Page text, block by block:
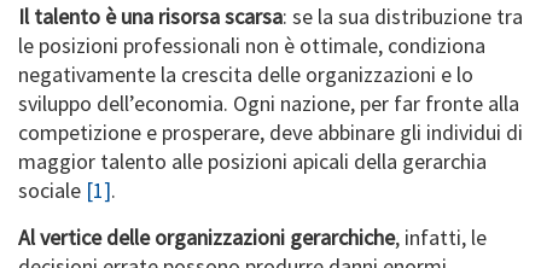
Il talento è una risorsa scarsa: se la sua distribuzione tra
le posizioni professionali non è ottimale, condiziona
negativamente la crescita delle organizzazioni e lo
sviluppo dell’economia. Ogni nazione, per far fronte alla
competizione e prosperare, deve abbinare gli individui di
maggior talento alle posizioni apicali della gerarchia
sociale [1].
Al vertice delle organizzazioni gerarchiche, infatti, le